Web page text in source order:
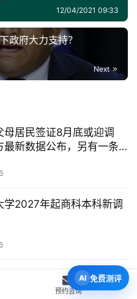
12/04/2021 09:33
政府大力支持？
Next
母居民签证8月底或迎调
最新数据公布，另有一条
学2027年起商科本科新调
大学10月份国际大一最新
预约咨询
免费测评